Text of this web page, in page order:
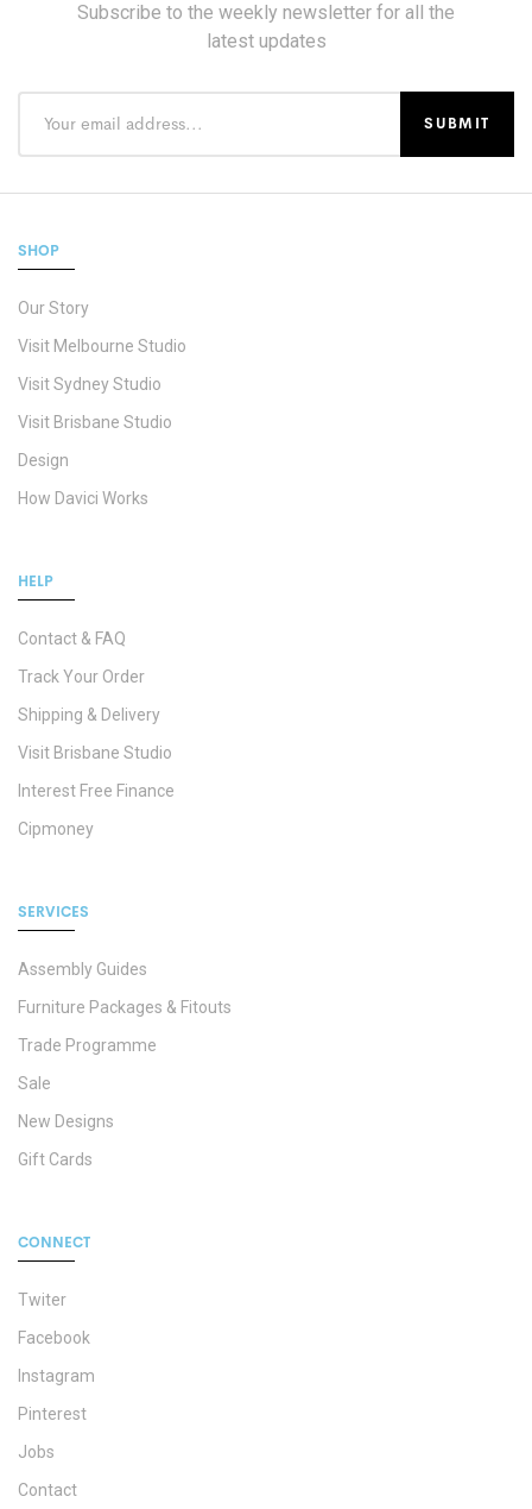
Subscribe to the weekly newsletter for all the
latest updates
SHOP
Our Story
Visit Melbourne Studio
Visit Sydney Studio
Visit Brisbane Studio
Design
How Davici Works
HELP
Contact & FAQ
Track Your Order
Shipping & Delivery
Visit Brisbane Studio
Interest Free Finance
Cipmoney
SERVICES
Assembly Guides
Furniture Packages & Fitouts
Trade Programme
Sale
New Designs
Gift Cards
CONNECT
Twiter
Facebook
Instagram
Pinterest
Jobs
Contact